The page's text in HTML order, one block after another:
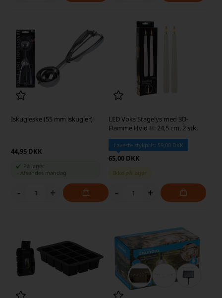
Iskugleske (55 mm iskugler)
44,95 DKK
På lager
-Afsendes mandag
- +
LED Voks Stagelys med 3D-
Flamme Hvid H: 24,5 cm, 2 stk.
Laveste stykpris: 59,00 DKK
65,00 DKK
Ikke på lager
- +